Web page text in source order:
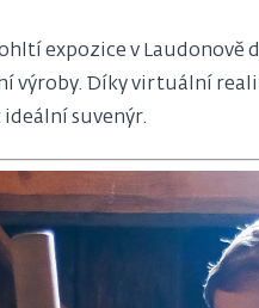
expozice v Laudonově
Díky virtuální
suvenýr.